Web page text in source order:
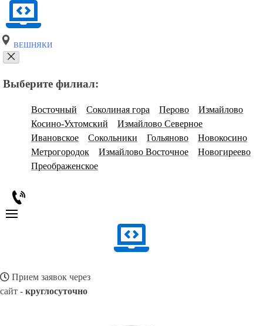
ВЕШНЯКИ
Выберите филиал:
Восточный Соколиная гора Перово
Измайлово
Косино-Ухтомский
Измайлово Северное
Ивановское
Сокольники Гольяново
Новокосино
Метрогородок
Измайлово Восточное
Новогиреево
Преображенское
Прием заявок через
сайт - круглосуточно